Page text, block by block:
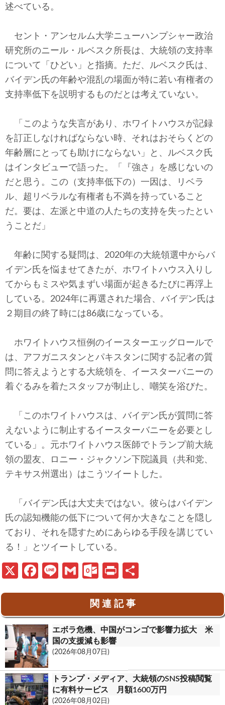
述べている。
セント・アンセルム大学ニューハンプシャー政治
研究所のニール・ルベスク所長は、大統領の支持率
について「ひどい」と指摘。ただ、ルベスク氏は、
バイデン氏の年齢や混乱の場面が特に若い有権者の
支持率低下を説明するものだとは考えていない。
「このような失言があり、ホワイトハウスが記録
を訂正しなければならない時、それはおそらくどの
年齢層にとっても助けにならない」と、ルベスク氏
はインタビューで語った。「『強さ』を感じないの
だと思う。この（支持率低下の）一因は、リベラ
ル、超リベラルな有権者も不満を持っていること
だ。要は、左派と中道の人たちの支持を失ったとい
うことだ」
年齢に関する疑問は、2020年の大統領選中からバ
イデン氏を悩ませてきたが、ホワイトハウス入りし
てからもミスや気まずい場面が起きるたびに再浮上
している。2024年に再選された場合、バイデン氏は
２期目の終了時には86歳になっている。
ホワイトハウス恒例のイースターエッグロールで
は、アフガニスタンとパキスタンに関する記者の質
問に答えようとする大統領を、イースターバニーの
着ぐるみを着たスタッフが制止し、嘲笑を浴びた。
「このホワイトハウスは、バイデン氏が質問に答
えないように制止するイースターバニーを必要とし
ている」。元ホワイトハウス医師でトランプ前大統
領の盟友、ロニー・ジャクソン下院議員（共和党、
テキサス州選出）はこうツイートした。
「バイデン氏は大丈夫ではない。彼らはバイデン
氏の認知機能の低下について何か大きなことを隠し
ており、それを隠すためにあらゆる手段を講じてい
る！」とツイートしている。
X
Fa
o
o
k
Li
G
ail
O
lo
o
k.
c
o
m
Pr
t
関 連 記 事
エボラ危機、中国がコンゴで影響力拡大 米
国の支援減も影響
(2026年08月07日)
トランプ・メディア、大統領のSNS投稿閲覧
に有料サービス 月額1600万円
(2026年08月02日)